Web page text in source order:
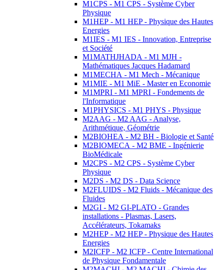
M1CPS - M1 CPS - Système Cyber
Physique
M1HEP - M1 HEP - Physique des Hautes
Energies
M1IES - M1 IES - Innovation, Entreprise
et Société
M1MATHJHADA - M1 MJH -
Mathématiques Jacques Hadamard
M1MECHA - M1 Mech - Mécanique
M1MIE - M1 MiE - Master en Economie
M1MPRI - M1 MPRI - Fondements de
l'Informatique
M1PHYSICS - M1 PHYS - Physique
M2AAG - M2 AAG - Analyse,
Arithmétique, Géométrie
M2BIOHEA - M2 BH - Biologie et Santé
M2BIOMECA - M2 BME - Ingénierie
BioMédicale
M2CPS - M2 CPS - Système Cyber
Physique
M2DS - M2 DS - Data Science
M2FLUIDS - M2 Fluids - Mécanique des
Fluides
M2GI - M2 GI-PLATO - Grandes
installations - Plasmas, Lasers,
Accélérateurs, Tokamaks
M2HEP - M2 HEP - Physique des Hautes
Energies
M2ICFP - M2 ICFP - Centre International
de Physique Fondamentale